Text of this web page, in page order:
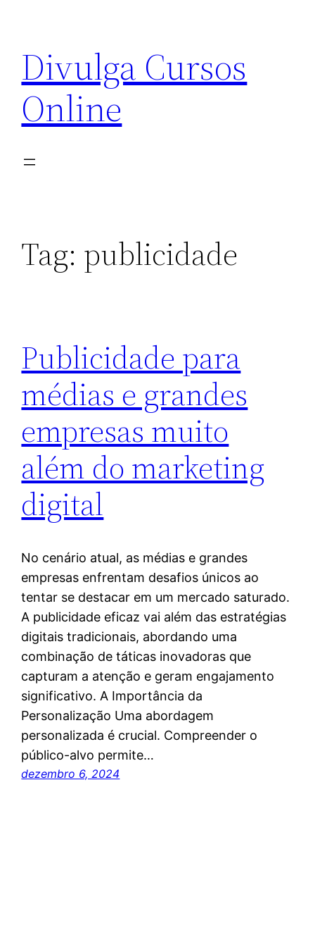
conteúdo
Divulga Cursos
Online
Tag: publicidade
Publicidade para
médias e grandes
empresas muito
além do marketing
digital
No cenário atual, as médias e grandes
empresas enfrentam desafios únicos ao
tentar se destacar em um mercado saturado.
A publicidade eficaz vai além das estratégias
digitais tradicionais, abordando uma
combinação de táticas inovadoras que
capturam a atenção e geram engajamento
significativo. A Importância da
Personalização Uma abordagem
personalizada é crucial. Compreender o
público-alvo permite…
dezembro 6, 2024